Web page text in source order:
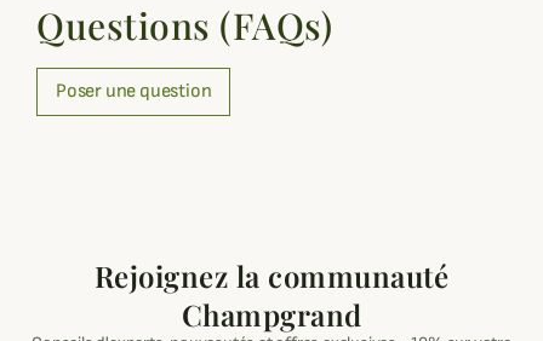
Questions (FAQs)
Poser une question
Rejoignez la communauté
Champgrand